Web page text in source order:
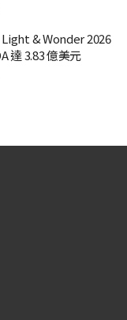
& Wonder 2026
達 3.83 億美元